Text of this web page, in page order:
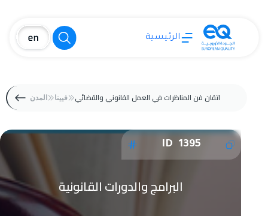
الرئيسية
المدن فيينا اتقان فن المناظرات في العمل القانوني والقضائي
ID 1395
البرامج والدورات القانونية